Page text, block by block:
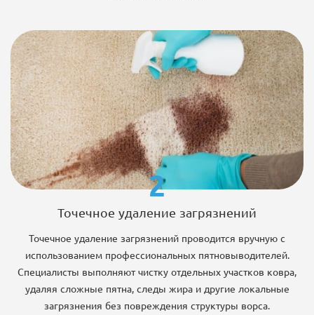
2
Точечное удаление загрязнений
Точечное удаление загрязнений проводится вручную с
использованием профессиональных пятновыводителей.
Специалисты выполняют чистку отдельных участков ковра,
удаляя сложные пятна, следы жира и другие локальные
загрязнения без повреждения структуры ворса.